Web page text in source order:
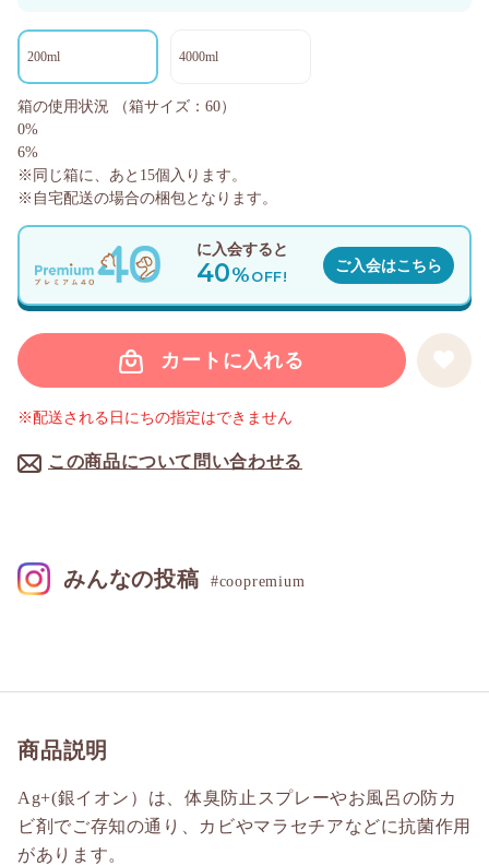
200ml 4000ml
カートに入れる
この商品について問い合わせる
※配送される日にちの指定はできません
に入会すると
40%OFF!
ご入会はこちら
箱の使用状況
（箱サイズ：60）
0%
6%
※同じ箱に、あと 15個入ります。
※自宅配送の場合の梱包となります。
商品説明
Ag+(銀イオン）は、体臭防止スプレーやお風呂の防カ
ビ剤でご存知の通り、カビやマラセチアなどに抗菌作用
があります。
みんなの投稿 #coopremium